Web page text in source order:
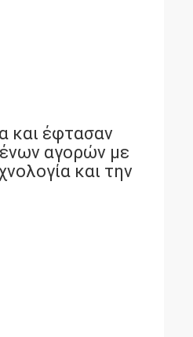
και έφτασαν
αγορών με
και την